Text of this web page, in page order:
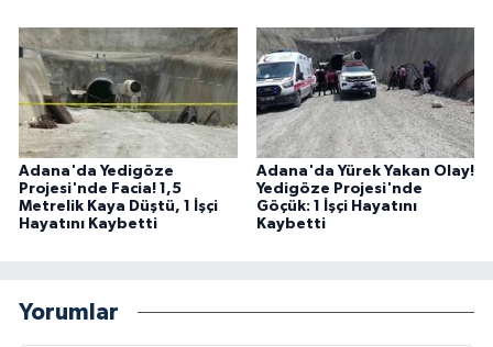
Adana'da Yedigöze
Projesi'nde Facia! 1,5
Metrelik Kaya Düştü, 1 İşçi
Hayatını Kaybetti
Adana'da Yürek Yakan Olay!
Yedigöze Projesi'nde
Göçük: 1 İşçi Hayatını
Kaybetti
Yorumlar